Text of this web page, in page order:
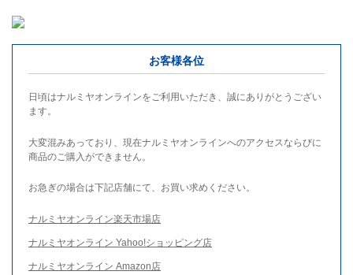
お客様各位
日頃はナルミヤオンラインをご利用いただき、誠にありがとうござい
ます。
大変混みあっており、現在ナルミヤオンラインへのアクセスならびに
商品のご購入ができません。
お急ぎの場合は下記店舗にて、お買い求めください。
ナルミヤオンライン楽天市場店
ナルミヤオンライン Yahoo!ショッピング店
ナルミヤオンライン Amazon店